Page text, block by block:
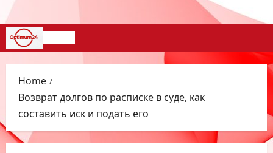
Skip
to
content
Primary
Menu
Home
Возврат долгов по расписке в суде, как
составить иск и подать его